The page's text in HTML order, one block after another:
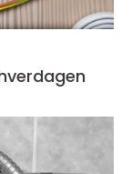
i hverdagen